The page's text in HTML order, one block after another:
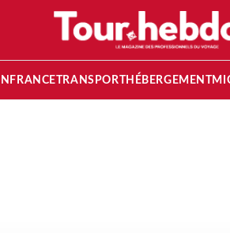
FRANCETRANSPORT HÉBERGEMENT